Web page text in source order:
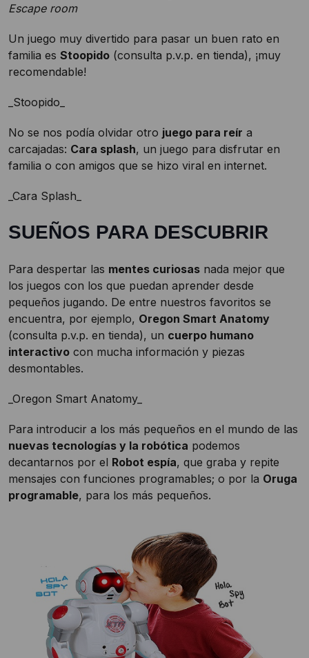
Escape room
Un juego muy divertido para pasar un buen rato en
familia es Stoopido (consulta p.v.p. en tienda), ¡muy
recomendable!
_Stoopido_
No se nos podía olvidar otro juego para reír a
carcajadas: Cara splash, un juego para disfrutar en
familia o con amigos que se hizo viral en internet.
_Cara Splash_
SUEÑOS PARA DESCUBRIR
Para despertar las mentes curiosas nada mejor que
los juegos con los que puedan aprender desde
pequeños jugando. De entre nuestros favoritos se
encuentra, por ejemplo, Oregon Smart Anatomy
(consulta p.v.p. en tienda), un cuerpo humano
interactivo con mucha información y piezas
desmontables.
_Oregon Smart Anatomy_
Para introducir a los más pequeños en el mundo de las
nuevas tecnologías y la robótica podemos
decantarnos por el Robot espía, que graba y repite
mensajes con funciones programables; o por la Oruga
programable, para los más pequeños.